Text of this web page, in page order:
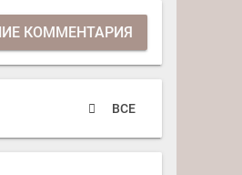
КОММЕНТАРИЯ
ВСЕ